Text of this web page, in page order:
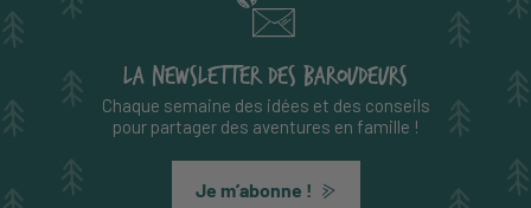
LA NEWSLETTER DES BAROUDEURS
Chaque semaine des idées et des conseils
pour partager des aventures en famille !
Je m’abonne !